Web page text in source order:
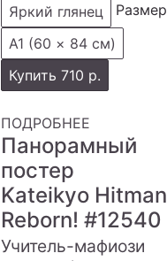
Яркий глянец
Размер
А1 (60 × 84 см)
Купить 710 р.
ПОДРОБНЕЕ
Панорамный
постер
Kateikyo Hitman
Reborn! #12540
Учитель-мафиози